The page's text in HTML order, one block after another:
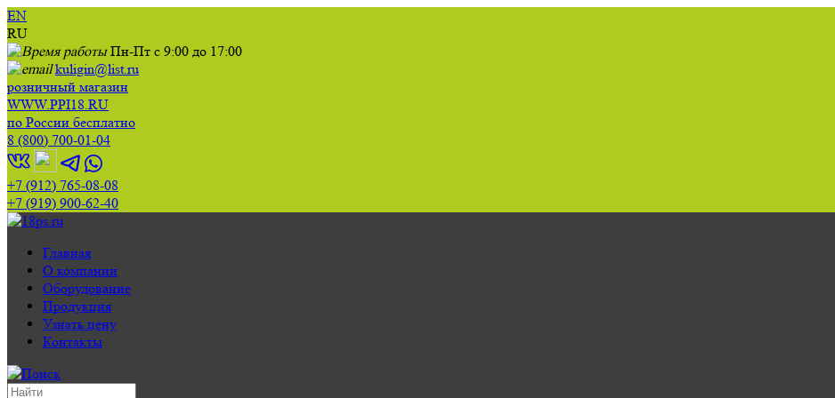
EN
RU
Пн-Пт с 9:00 до 17:00
kuligin@list.ru
розничный магазин
WWW.PPI18.RU
по России бесплатно
8 (800) 700-01-04
+7 (912) 765-08-08
+7 (919) 900-62-40
Главная
О компании
Оборудование
Продукция
Узнать цену
Контакты